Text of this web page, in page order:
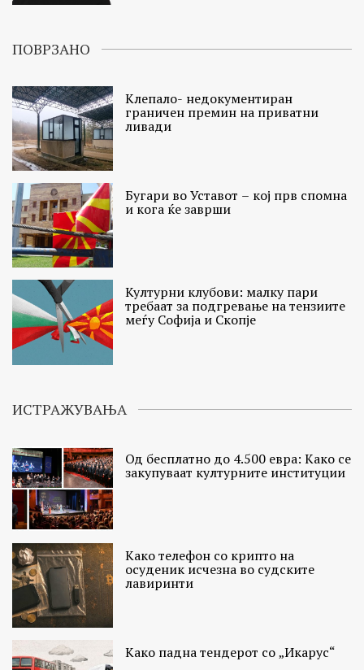
ПОВРЗАНО
Клепало- недокументиран
граничен премин на приватни
ливади
Бугари во Уставот – кој прв спомна
и кога ќе заврши
Културни клубови: малку пари
требаат за подгревање на тензиите
меѓу Софија и Скопје
ИСТРАЖУВАЊА
Од бесплатно до 4.500 евра: Како се
закупуваат културните институции
Како телефон со крипто на
осуденик исчезна во судските
лавиринти
Како падна тендерот со „Икарус“